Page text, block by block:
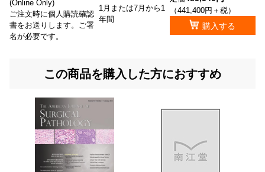
(Online Only)
ご注文時に個人購読確認
書をお送りします。ご署
名が必要です。
1月または7月から1
年間
（441,400円＋税）
購入する
この商品を購入した方におすすめ